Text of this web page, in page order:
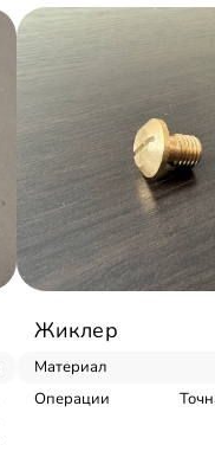
Жиклер
Материал
Операции